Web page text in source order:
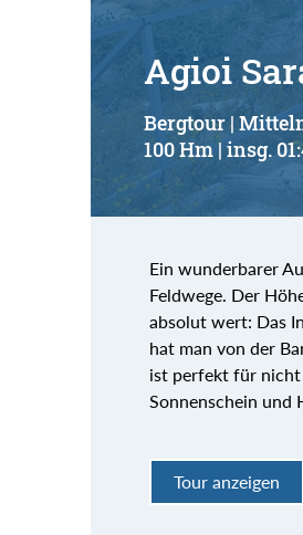
Agioi
Bergtour |
100 Hm | insg.
Ein wunderbarer
Feldwege. Der
absolut wert: Das
hat man von der
ist perfekt für nicht
Sonnenschein und
Tour anzeigen